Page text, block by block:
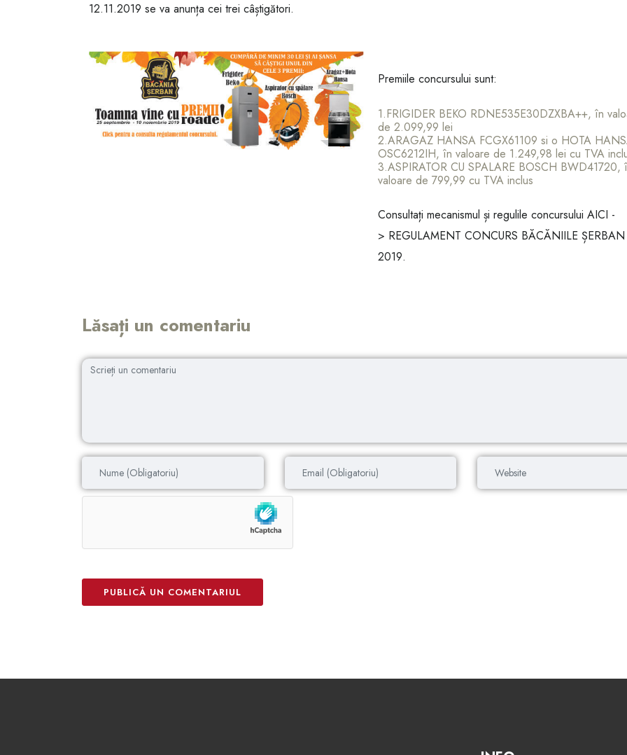
12.11.2019 se va anunța cei trei câștigători.
Premiile concursului sunt:
1.FRIGIDER BEKO RDNE535E30DZXBA++, în
de 2.099,99 lei
2.ARAGAZ HANSA FCGX61109 si o HOTA
OSC6212IH, în valoare de 1.249,98 lei cu TVA
3.ASPIRATOR CU SPALARE BOSCH BWD41720,
valoare de 799,99 cu TVA inclus
Consultați mecanismul și regulile concursului AICI -
> REGULAMENT CONCURS BĂCĂNIILE ȘERBAN
2019.
Lăsați un comentariu